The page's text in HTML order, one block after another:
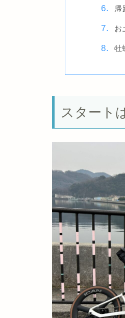
帰
お
牡
スタート